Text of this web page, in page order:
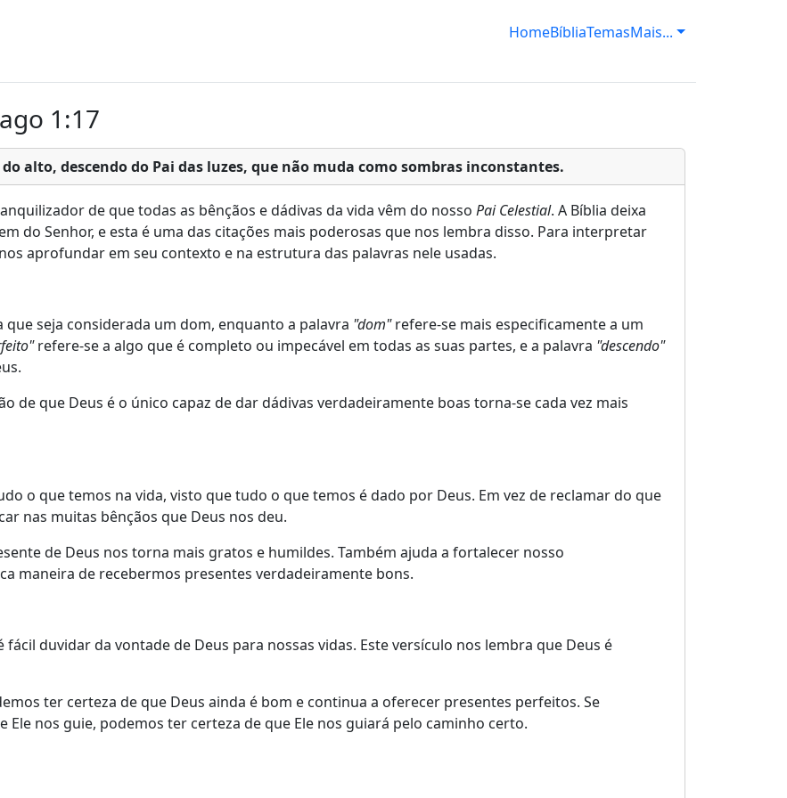
HomeBíbliaTemasMais...
1:17
alto, descendo do Pai das luzes, que não muda como sombras inconstantes.
de que todas as bênçãos e dádivas da vida vêm do nosso Pai Celestial. A Bíblia deixa
do Senhor, e esta é uma das citações mais poderosas que nos lembra disso. Para interpretar
aprofundar em seu contexto e na estrutura das palavras nele usadas.
seja considerada um dom, enquanto a palavra "dom"refere-se mais especificamente a um
refere-se a algo que é completo ou impecável em todas as suas partes, e a palavra "descendo"
de que Deus é o único capaz de dar dádivas verdadeiramente boas torna-se cada vez mais
o que temos na vida, visto que tudo o que temos é dado por Deus. Em vez de reclamar do que
nas muitas bênçãos que Deus nos deu.
de Deus nos torna mais gratos e humildes. Também ajuda a fortalecer nosso
maneira de recebermos presentes verdadeiramente bons.
duvidar da vontade de Deus para nossas vidas. Este versículo nos lembra que Deus é
ter certeza de que Deus ainda é bom e continua a oferecer presentes perfeitos. Se
nos guie, podemos ter certeza de que Ele nos guiará pelo caminho certo.